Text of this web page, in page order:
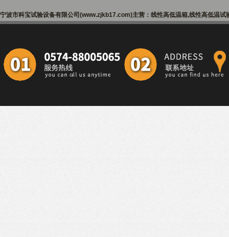
宁波市科宝试验设备有限公司(www.zjkb17.com)主营：线性高低温箱,线性高低温